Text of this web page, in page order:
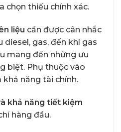
chọn thiếu chính xác.
liệu cần được cân nhắc
diesel, gas, đến khí gas
mang đến những ưu
biệt. Phụ thuộc vào
năng tài chính.
khả năng tiết kiệm
hàng đầu.